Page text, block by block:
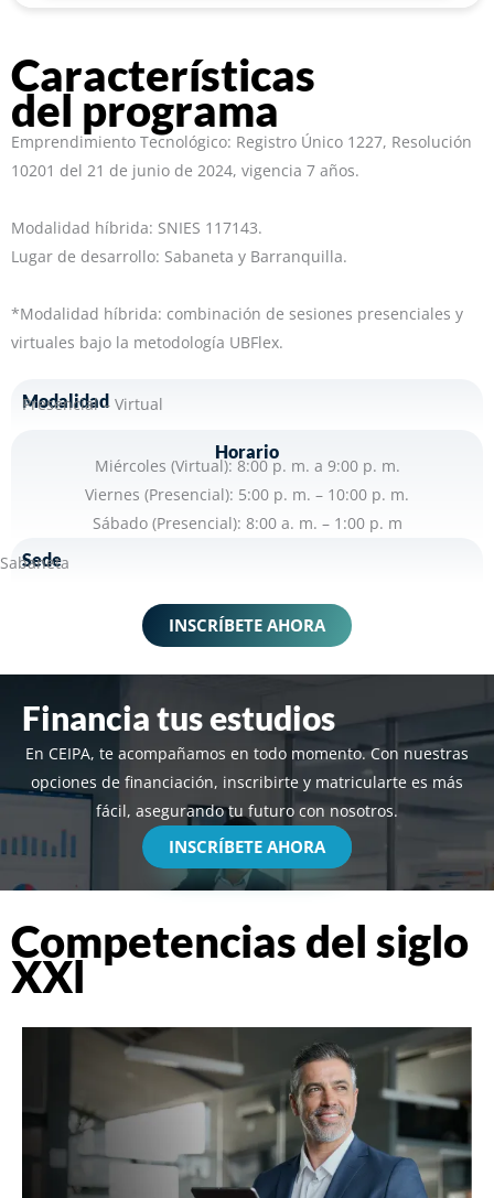
Características
del programa
Emprendimiento Tecnológico: Registro Único 1227, Resolución
10201 del 21 de junio de 2024, vigencia 7 años.
Modalidad híbrida: SNIES 117143.
Lugar de desarrollo: Sabaneta y Barranquilla.
*Modalidad híbrida: combinación de sesiones presenciales y
virtuales bajo la metodología UBFlex.
Modalidad
Presencial – Virtual
Horario
Miércoles (Virtual): 8:00 p. m. a 9:00 p. m.
Viernes (Presencial): 5:00 p. m. – 10:00 p. m.
Sábado (Presencial): 8:00 a. m. – 1:00 p. m
Sede
Sabaneta
INSCRÍBETE AHORA
Financia tus estudios
En CEIPA, te acompañamos en todo momento. Con nuestras
opciones de financiación, inscribirte y matricularte es más
fácil, asegurando tu futuro con nosotros.
INSCRÍBETE AHORA
Competencias del siglo
XXl